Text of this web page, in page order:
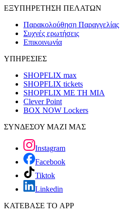
ΕΞΥΠΗΡΕΤΗΣΗ ΠΕΛΑΤΩΝ
Παρακολούθηση Παραγγελίας
Συχνές ερωτήσεις
Επικοινωνία
ΥΠΗΡΕΣΙΕΣ
SHOPFLIX max
SHOPFLIX tickets
SHOPFLIX ΜΕ ΤΗ ΜΙΑ
Clever Point
BOX NOW Lockers
ΣΥΝΔΕΣΟΥ ΜΑΖΙ ΜΑΣ
Instagram
Facebook
Tiktok
Linkedin
ΚΑΤΕΒΑΣΕ ΤΟ APP